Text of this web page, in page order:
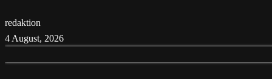
redaktion
4 August, 2026